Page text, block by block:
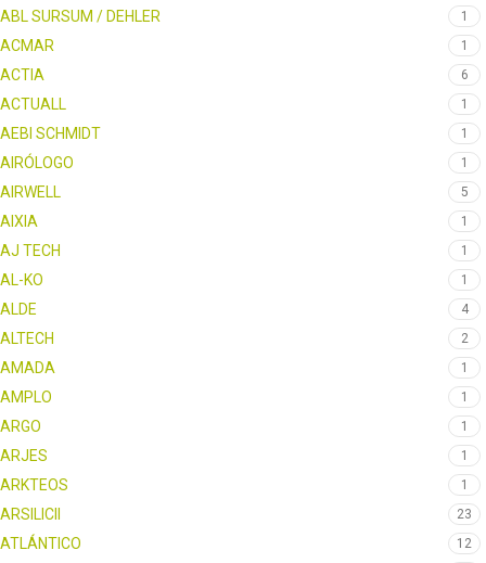
ABL SURSUM / DEHLER 1
ACMAR 1
ACTIA 6
ACTUALL 1
AEBI SCHMIDT 1
AIRÓLOGO 1
AIRWELL 5
AIXIA 1
AJ TECH 1
AL-KO 1
ALDE 4
ALTECH 2
AMADA 1
AMPLO 1
ARGO 1
ARJES 1
ARKTEOS 1
ARSILICII 23
ATLÁNTICO 12